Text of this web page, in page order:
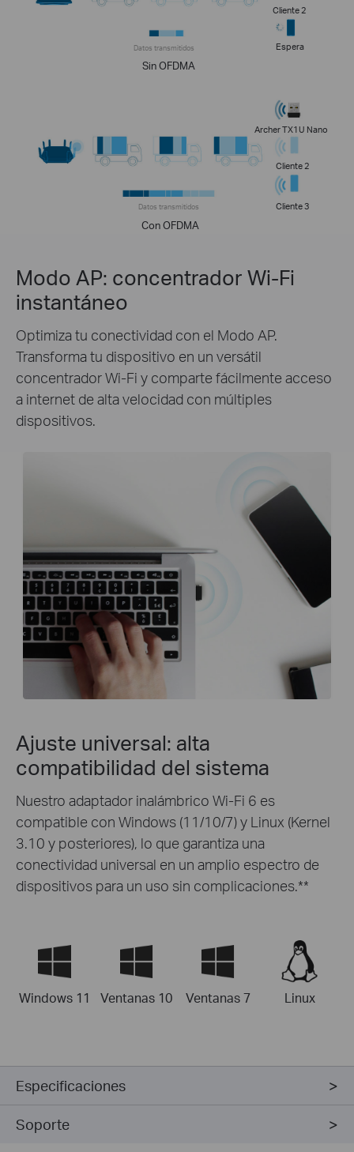
Sin OFDMA
Datos transmitidos
Cliente 2
Espera
Con OFDMA
Datos transmitidos
Archer TX1U Nano
Cliente 2
Cliente 3
Modo AP: concentrador Wi-Fi
instantáneo
Optimiza tu conectividad con el Modo AP.
Transforma tu dispositivo en un versátil
concentrador Wi-Fi y comparte fácilmente acceso
a internet de alta velocidad con múltiples
dispositivos.
Ajuste universal: alta
compatibilidad del sistema
Nuestro adaptador inalámbrico Wi-Fi 6 es
compatible con Windows (11/10/7) y Linux (Kernel
3.10 y posteriores), lo que garantiza una
conectividad universal en un amplio espectro de
dispositivos para un uso sin complicaciones.**
Windows 11 Ventanas 10 Ventanas 7 Linux
Especificaciones
Soporte